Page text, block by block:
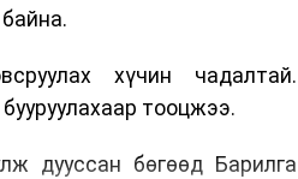
хүчин чадалтай.
тооцжээ.
дууссан бөгөөд Барилга